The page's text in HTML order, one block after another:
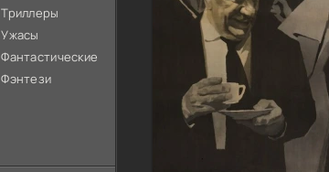
Триллеры
Ужасы
Фантастические
Фэнтези